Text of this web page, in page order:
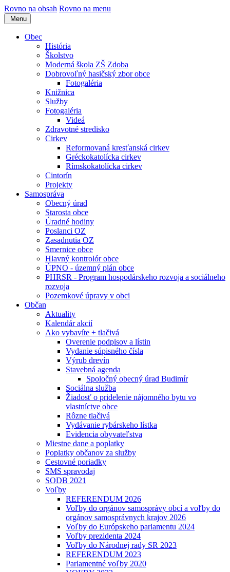
Rovno na obsah Rovno na menu
Menu
Obec
História
Školstvo
Moderná škola ZŠ Zdoba
Dobrovoľný hasičský zbor obce
Fotogaléria
Knižnica
Služby
Fotogaléria
Videá
Zdravotné stredisko
Cirkev
Reformovaná kresťanská cirkev
Gréckokatolícka cirkev
Rímskokatolícka cirkev
Cintorín
Projekty
Samospráva
Obecný úrad
Starosta obce
Úradné hodiny
Poslanci OZ
Zasadnutia OZ
Smernice obce
Hlavný kontrolór obce
ÚPNO - územný plán obce
PHRSR - Program hospodárskeho rozvoja a sociálneho
rozvoja
Pozemkové úpravy v obci
Občan
Aktuality
Kalendár akcií
Ako vybavíte + tlačivá
Overenie podpisov a lístin
Vydanie súpisného čísla
Výrub drevín
Stavebná agenda
Spoločný obecný úrad Budimír
Sociálna služba
Žiadosť o pridelenie nájomného bytu vo
vlastníctve obce
Rôzne tlačivá
Vydávanie rybárskeho lístka
Evidencia obyvateľstva
Miestne dane a poplatky
Poplatky občanov za služby
Cestovné poriadky
SMS spravodaj
SODB 2021
Voľby
REFERENDUM 2026
Voľby do orgánov samosprávy obcí a voľby do
orgánov samosprávnych krajov 2026
Voľby do Európskeho parlamentu 2024
Voľby prezidenta 2024
Voľby do Národnej rady SR 2023
REFERENDUM 2023
Parlamentné voľby 2020